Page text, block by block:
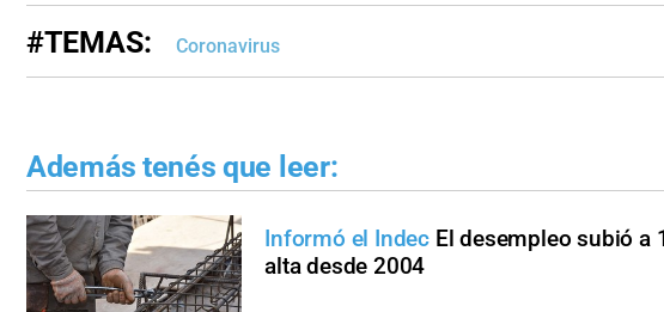
#TEMAS: Coronavirus
Además tenés que leer:
Informó el Indec El desempleo subió a
alta desde 2004